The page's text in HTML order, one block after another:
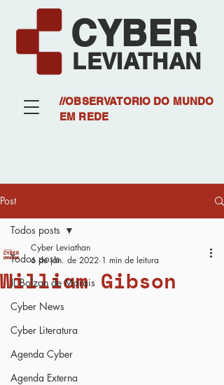
CYBER
LEVIATHAN
//OBSERVATORIO DO MUNDO
EM REDE
Post
Todos posts
JL Bolzan de Morais
Cyber News
Cyber Literatura
Agenda Cyber
Agenda Externa
Todos posts
William Gibson
Cyber Leviathan
6 de jan. de 2022 1 min de leitura